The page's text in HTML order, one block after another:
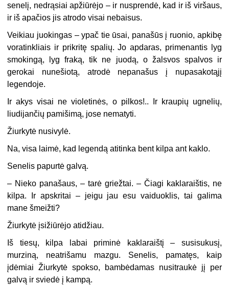
senelį, nedrąsiai apžiūrėjo – ir nusprendė, kad ir iš viršaus,
ir iš apačios jis atrodo visai nebaisus.
Veikiau juokingas – ypač tie ūsai, panašūs į ruonio, apkibę
voratinkliais ir prikritę spalių. Jo apdaras, primenantis lyg
smokingą, lyg fraką, tik ne juodą, o žalsvos spalvos ir
gerokai nunešiotą, atrodė nepanašus į nupasakotąjį
legendoje.
Ir akys visai ne violetinės, o pilkos!.. Ir kraupių ugnelių,
liudijančių pamišimą, jose nematyti.
Žiurkytė nusivylė.
Na, visa laimė, kad legendą atitinka bent kilpa ant kaklo.
Senelis papurtė galvą.
– Nieko panašaus, – tarė griežtai. – Čiagi kaklaraištis, ne
kilpa. Ir apskritai – jeigu jau esu vaiduoklis, tai galima
mane šmeižti?
Žiurkytė įsižiūrėjo atidžiau.
Iš tiesų, kilpa labai priminė kaklaraištį – susisukusį,
murziną, neatrišamu mazgu. Senelis, pamatęs, kaip
įdėmiai Žiurkytė spokso, bambėdamas nusitraukė jį per
galvą ir sviedė į kampą.